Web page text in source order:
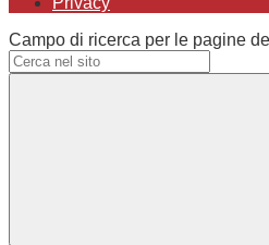
Campo di ricerca per le pagine